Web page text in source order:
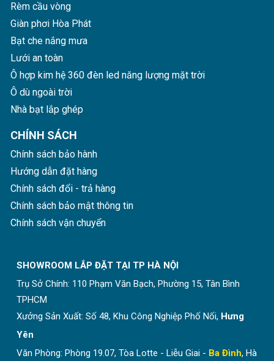
Rèm cầu vòng
Giàn phơi Hòa Phát
Bạt che nắng mưa
Lưới an toàn
Ô hợp kim hệ 360 đèn led năng lượng mặt trời
Ô dù ngoài trời
Nhà bạt lắp ghép
CHÍNH SÁCH
Chính sách bảo hành
Hướng dẫn đặt hàng
Chính sách đổi - trả hàng
Chính sách bảo mật thông tin
Chính sách vận chuyển
SHOWROOM LẮP ĐẶT TẠI TP HÀ NỘI
Trụ Sở Chính: 110 Phạm Văn Bạch, Phường 15, Tân Bình
TPHCM
Xưởng Sản Xuất: Số 48, Khu Công Nghiệp Phố Nối, Hưng
Yên
Văn Phòng: Phòng 19.07, Tòa Lotte - Liễu Giai - Ba Đình, Hà